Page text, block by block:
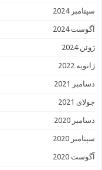
سپتامبر 2024
آگوست 2024
ژوئن 2024
ژانویه 2022
دسامبر 2021
جولای 2021
دسامبر 2020
سپتامبر 2020
آگوست 2020